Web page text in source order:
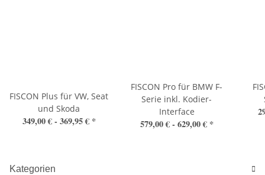
FISCON Plus für VW, Seat
und Skoda
349,00 € - 369,95 € *
FISCON Pro für BMW F-
Serie inkl. Kodier-
Interface
579,00 € - 629,00 € *
Kategorien